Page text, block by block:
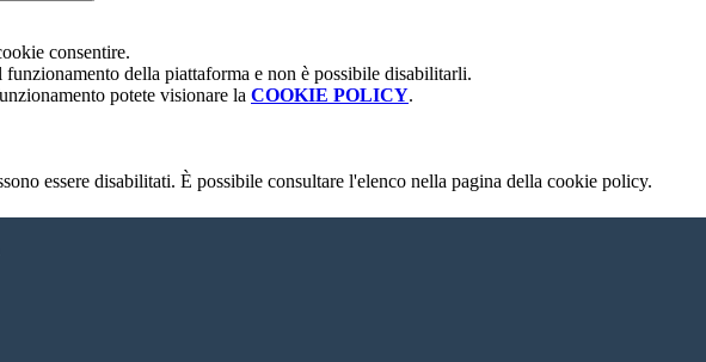
consentire.
della piattaforma e non è possibile disabilitarli.
potete visionare la COOKIE POLICY.
essere disabilitati. È possibile consultare l'elenco nella pagina della cookie policy.